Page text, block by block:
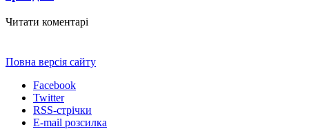
Читати коментарі
Повна версія сайту
Facebook
Twitter
RSS-стрічки
E-mail розсилка